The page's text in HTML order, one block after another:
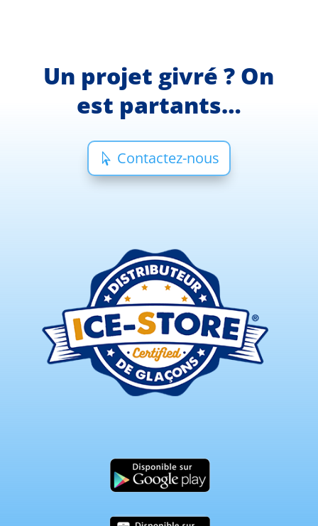
Un projet givré ? On
est partants…
Contactez-nous